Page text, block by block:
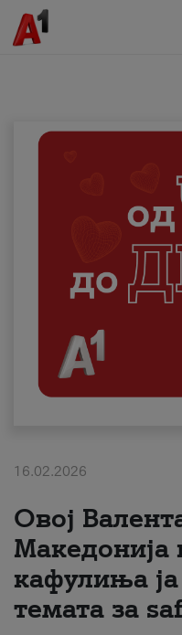
Поддршка
Надополни кредит
Плати сметка
#ПодобарОнлајн
16.02.2026
Овој
Македонија
кафулиња ја
темата за